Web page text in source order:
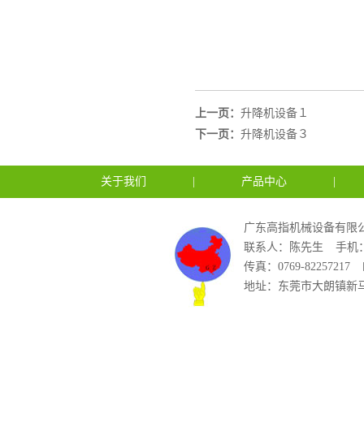
上一页： 升降机设备１
下一页： 升降机设备３
关于我们 产品中心
广东高指机械设备有限
联系人：陈先生
手机
传真：0769-82257217
地址：东莞市大朗镇新